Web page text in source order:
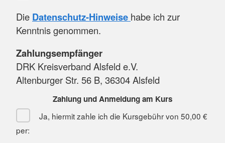
Die Datenschutz-Hinweise habe ich zur
Kenntnis genommen.
Zahlungsempfänger
DRK Kreisverband Alsfeld e.V.
Altenburger Str. 56 B, 36304 Alsfeld
Zahlung und Anmeldung am Kurs
Ja, hiermit zahle ich die Kursgebühr von 50,00 €
per: